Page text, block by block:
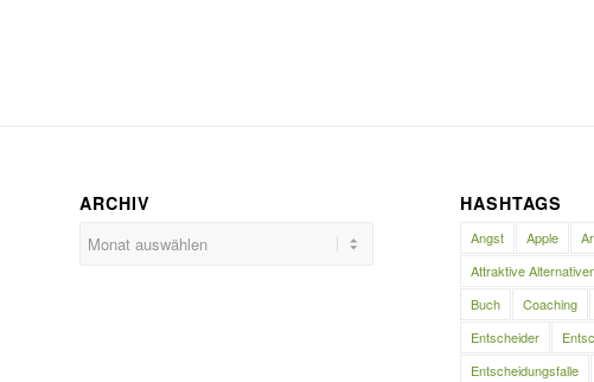
ARCHIV HASHTAGS
Angst Apple
Attraktive
Buch
Coaching
Entscheider
Entscheidungsfalle